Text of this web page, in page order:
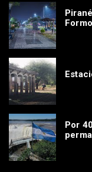
Por